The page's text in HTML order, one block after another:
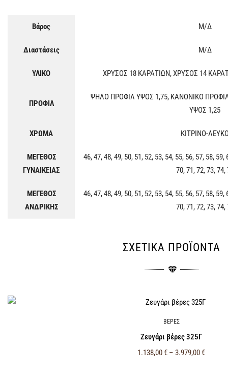
Βάρος Μ/Δ
Διαστάσεις Μ/Δ
ΥΛΙΚΟ ΧΡΥΣΟΣ 18 ΚΑΡΑΤΙΩΝ, ΧΡΥΣΟΣ 14
ΠΡΟΦΙΛ
ΨΗΛΟ ΠΡΟΦΙΛ ΥΨΟΣ 1,75, ΚΑΝΟΝΙΚΟ
ΥΨΟΣ 1,25
ΧΡΩΜΑ ΚΙΤΡΙΝΟ-
ΜΕΓΕΘΟΣ
ΓΥΝΑΙΚΕΙΑΣ
46, 47, 48, 49, 50, 51, 52, 53, 54, 55, 56, 57, 58,
70, 71, 72, 73, 74,
ΜΕΓΕΘΟΣ
ΑΝΔΡΙΚΗΣ
46, 47, 48, 49, 50, 51, 52, 53, 54, 55, 56, 57, 58,
70, 71, 72, 73, 74,
ΣΧΕΤΙΚΆ ΠΡΟΪΌΝΤΑ
ΒΕΡΕΣ
Ζευγάρι βέρες 325Γ
1.138,00€ – 3.979,00€